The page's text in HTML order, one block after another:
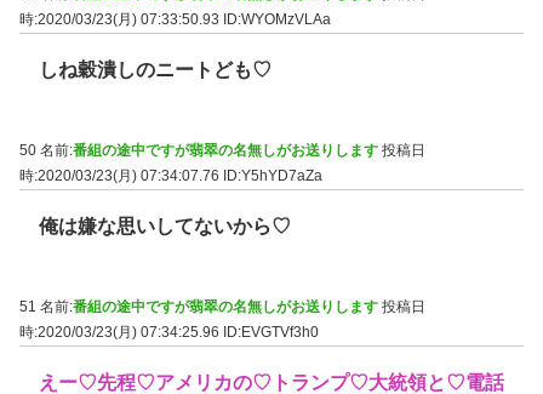
時:2020/03/23(月) 07:33:50.93
ID:WYOMzVLAa
しね穀潰しのニートども♡
50 名前:番組の途中ですが翡翠の名無しがお送りします 投稿日
時:2020/03/23(月) 07:34:07.76
ID:Y5hYD7aZa
俺は嫌な思いしてないから♡
51 名前:番組の途中ですが翡翠の名無しがお送りします 投稿日
時:2020/03/23(月) 07:34:25.96 ID:EVGTVf3h0
えー♡先程♡アメリカの♡トランプ♡大統領と♡電話